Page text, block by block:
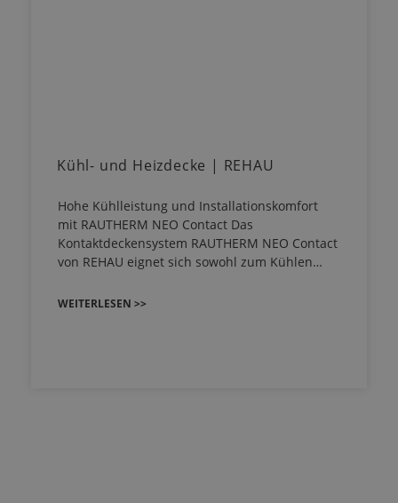
Kühl- und Heizdecke | REHAU
Hohe Kühlleistung und Installationskomfort
mit RAUTHERM NEO Contact Das
Kontaktdeckensystem RAUTHERM NEO Contact
von REHAU eignet sich sowohl zum Kühlen…
WEITERLESEN >>